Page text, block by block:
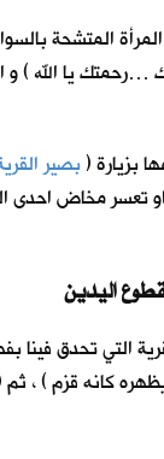
المتشحة
يا الله ) و
بزيارة (بصير
تعسر مخاض احدى
اليدين
التي تحدق
كانه قزم ) ،